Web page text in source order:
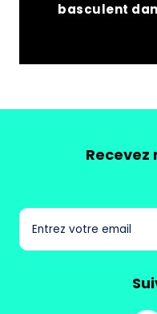
basculent
Recevez